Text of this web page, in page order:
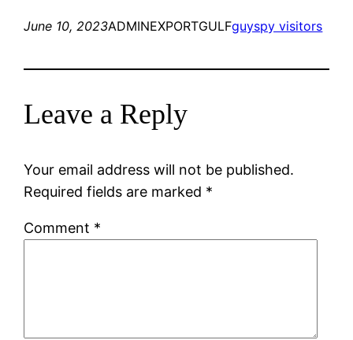
June 10, 2023ADMINEXPORTGULFguyspy visitors
Leave a Reply
Your email address will not be published.
Required fields are marked *
Comment *